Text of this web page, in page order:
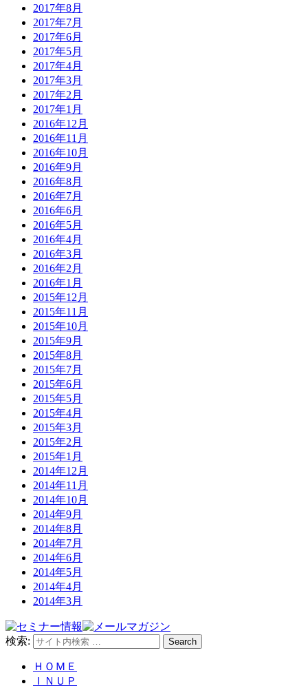
2017年8月
2017年7月
2017年6月
2017年5月
2017年4月
2017年3月
2017年2月
2017年1月
2016年12月
2016年11月
2016年10月
2016年9月
2016年8月
2016年7月
2016年6月
2016年5月
2016年4月
2016年3月
2016年2月
2016年1月
2015年12月
2015年11月
2015年10月
2015年9月
2015年8月
2015年7月
2015年6月
2015年5月
2015年4月
2015年3月
2015年2月
2015年1月
2014年12月
2014年11月
2014年10月
2014年9月
2014年8月
2014年7月
2014年6月
2014年5月
2014年4月
2014年3月
検索: Search
ＨＯＭＥ
ＩＮＵＰ